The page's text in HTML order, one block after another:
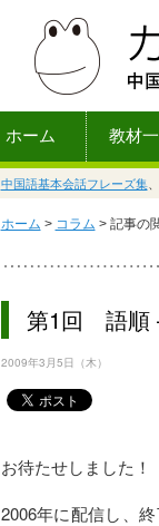
ホーム 教材
中国語基本会話フレーズ集
ホーム > コラム > 記事の
第1回 語順
2009年3月5日（木）
お待たせしました！
2006年に配信し、